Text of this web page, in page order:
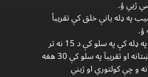
په ډله یانې خلق کې تقریبأ
ؤ.
د پرچمیانو په ډله کې په سلو کې د 15 نه تر
20 پوري پښتانه او تقریبآ په سلو کې 30 هغه
و چې کولتوري او ژبني